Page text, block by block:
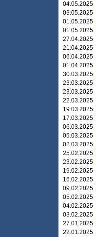
04.05.2025
03.05.2025
01.05.2025
01.05.2025
27.04.2025
21.04.2025
06.04.2025
01.04.2025
30.03.2025
23.03.2025
23.03.2025
22.03.2025
19.03.2025
17.03.2025
06.03.2025
05.03.2025
02.03.2025
25.02.2025
23.02.2025
19.02.2025
16.02.2025
09.02.2025
05.02.2025
04.02.2025
03.02.2025
27.01.2025
22.01.2025